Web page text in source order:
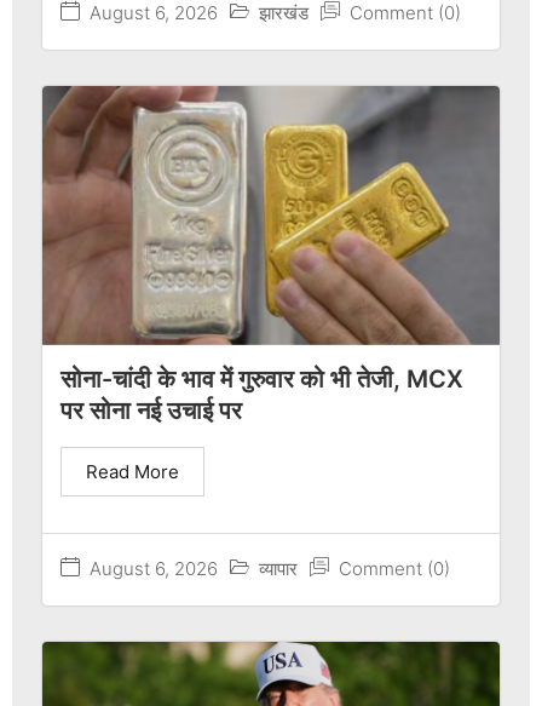
August 6, 2026 झारखंड Comment (0)
सोना-चांदी के भाव में गुरुवार को भी तेजी, MCX
पर सोना नई उचाई पर
August 6, 2026 व्यापार Comment (0)
Read More